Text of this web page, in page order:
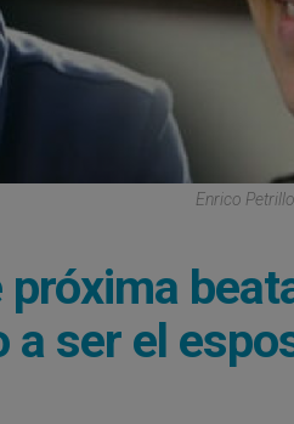
Enrico
a ser el